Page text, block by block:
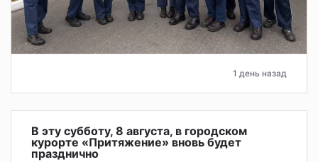
1 день назад
В эту субботу, 8 августа, в городском
курорте «Притяжение» вновь будет
празднично